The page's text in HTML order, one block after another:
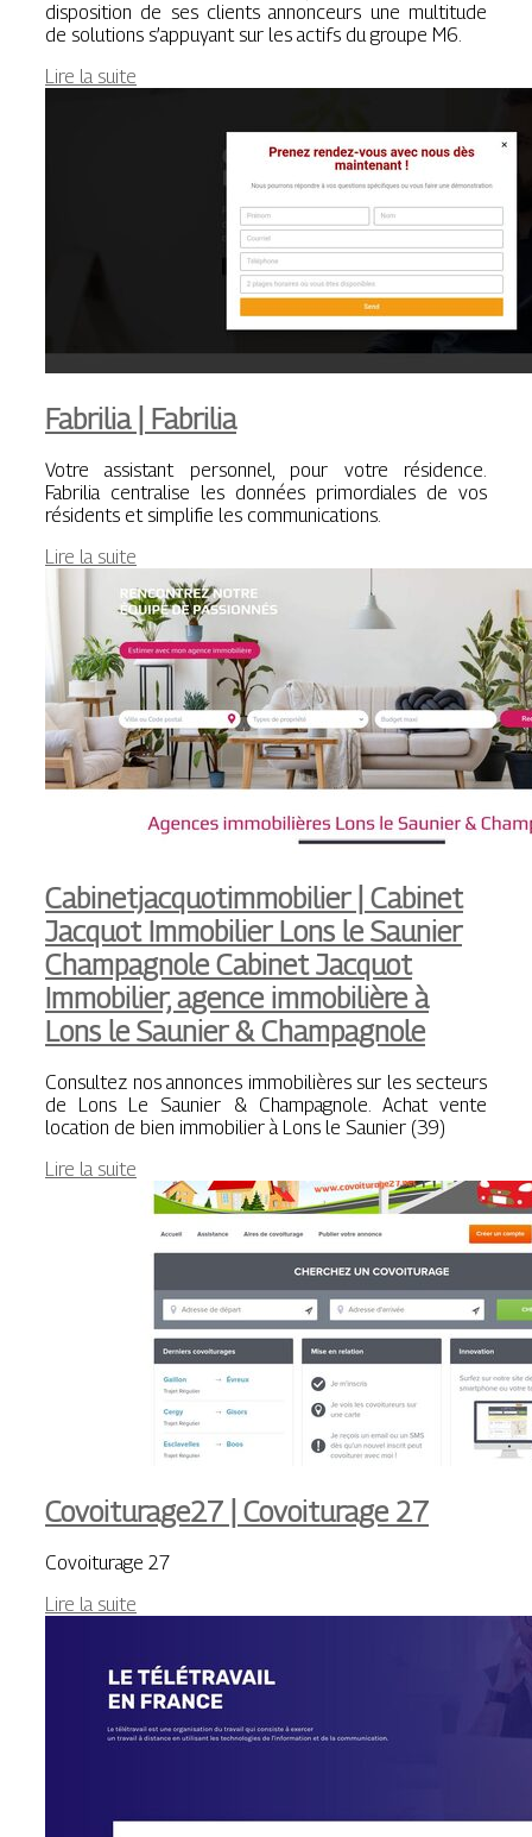
disposition de ses clients annonceurs une multitude
de solutions s’appuyant sur les actifs du groupe M6.
Lire la suite
Fabrilia | Fabrilia
Votre assistant personnel, pour votre résidence.
Fabrilia centralise les données primordiales de vos
résidents et simplifie les communications.
Lire la suite
Cabinet­jacquotim­mobi­lier | Cabinet
Jacquot Immobilier Lons le Saunier
Champagnole Cabinet Jacquot
Immobilier, agence immobilière à
Lons le Saunier & Champagnole
Consultez nos annonces immobilières sur les secteurs
de Lons Le Saunier & Champagnole. Achat vente
location de bien immobilier à Lons le Saunier (39)
Lire la suite
Covoiturage27 | Covoiturage 27
Covoiturage 27
Lire la suite